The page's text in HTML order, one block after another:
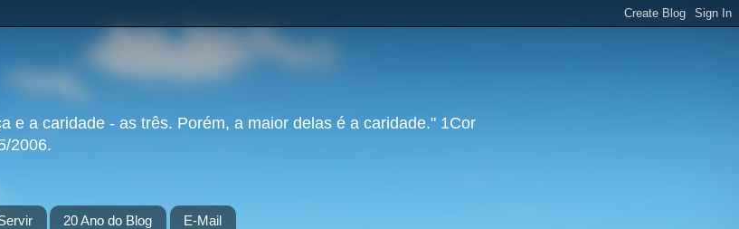
e a caridade - as três. Porém, a maior delas é a caridade." 1Cor
2006.
20 Ano do Blog E-Mail